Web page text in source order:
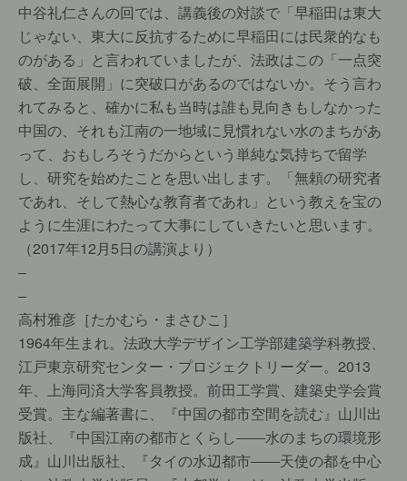
中谷礼仁さんの回では、講義後の対談で「早稲田は東大
じゃない、東大に反抗するために早稲田には民衆的なも
のがある」と言われていましたが、法政はこの「一点突
破、全面展開」に突破口があるのではないか。そう言わ
れてみると、確かに私も当時は誰も見向きもしなかった
中国の、それも江南の一地域に見慣れない水のまちがあ
って、おもしろそうだからという単純な気持ちで留学
し、研究を始めたことを思い出します。「無頼の研究者
であれ、そして熱心な教育者であれ」という教えを宝の
ように生涯にわたって大事にしていきたいと思います。
（2017年12月5日の講演より）
–
–
高村雅彦［たかむら・まさひこ］
1964年生まれ。法政大学デザイン工学部建築学科教授、
江戸東京研究センター・プロジェクトリーダー。2013
年、上海同済大学客員教授。前田工学賞、建築史学会賞
受賞。主な編著書に、『中国の都市空間を読む』山川出
版社、『中国江南の都市とくらし――水のまちの環境形
成』山川出版社、『タイの水辺都市――天使の都を中心